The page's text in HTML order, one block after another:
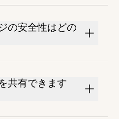
の安全性はどの
共有できます